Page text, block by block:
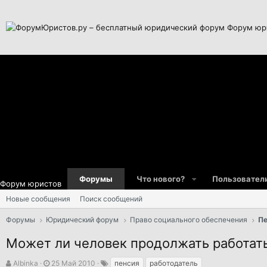
Форум
Форум юристов Форумы Что нового?
Новые сообщения Поиск сообщений
Форумы Юридический форум Право социального обеспечения
Может ли человек продолжать
А
Albinka
Д
25 Май 2010 пенсия работодатель